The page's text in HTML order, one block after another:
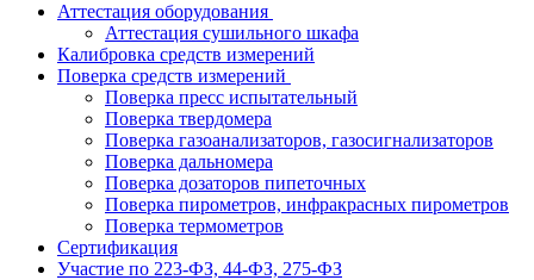
Аттестация оборудования
Аттестация сушильного шкафа
Калибровка средств измерений
Поверка средств измерений
Поверка пресс испытательный
Поверка твердомера
Поверка газоанализаторов, газосигнализаторов
Поверка дальномера
Поверка дозаторов пипеточных
Поверка пирометров, инфракрасных пирометров
Поверка термометров
Сертификация
Участие по 223-ФЗ, 44-ФЗ, 275-ФЗ